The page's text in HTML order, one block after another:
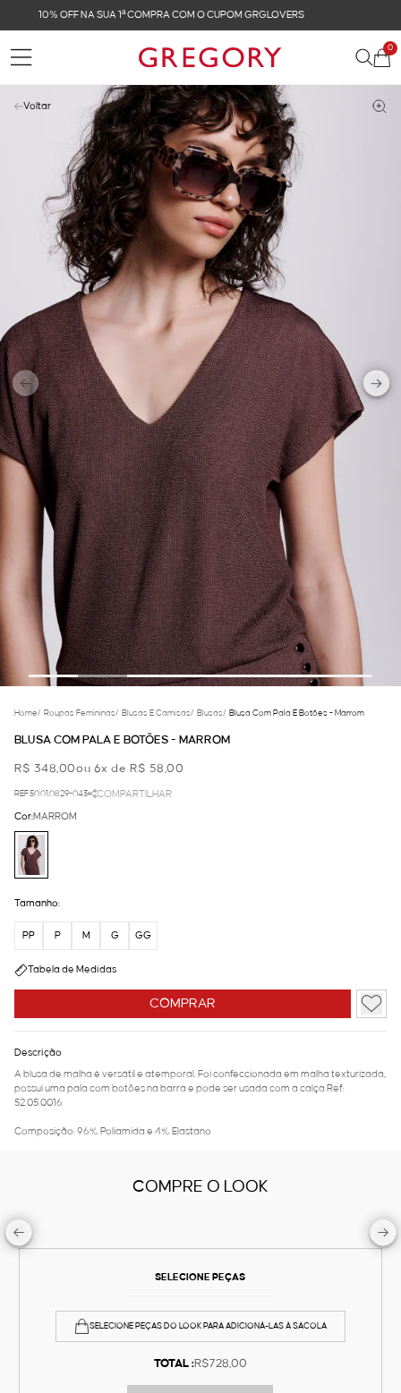
FRETE GRÁTIS NAS COMPRAS ACIMA DE R$ 899
0
Voltar
Home/ Roupas Femininas/ Blusas E Camisas/ Blusas/ Blusa Com Pala E Botões - Marrom
BLUSA COM PALA E BOTÕES - MARROM
R$ 348,00ou 6x de R$ 58,00
REF.50.01.0829-043 COMPARTILHAR
COMPRAR
Cor:MARROM
Tamanho:
PP P M G GG
Tabela de Medidas
Descrição
A blusa de malha é versátil e atemporal. Foi confeccionada em malha texturizada,
possui uma pala com botões na barra e pode ser usada com a calça Ref:
52.05.0016
Composição: 96% Poliamida e 4% Elastano
COMPRE O LOOK
SELECIONE PEÇAS
SELECIONE PEÇAS DO LOOK PARA ADICIONÁ-LAS À SACOLA
TOTAL :R$728,00